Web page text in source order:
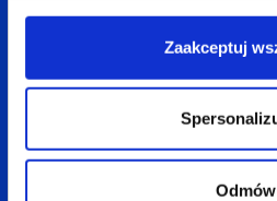
Zaakceptuj
Odmów
Wróć do bloga